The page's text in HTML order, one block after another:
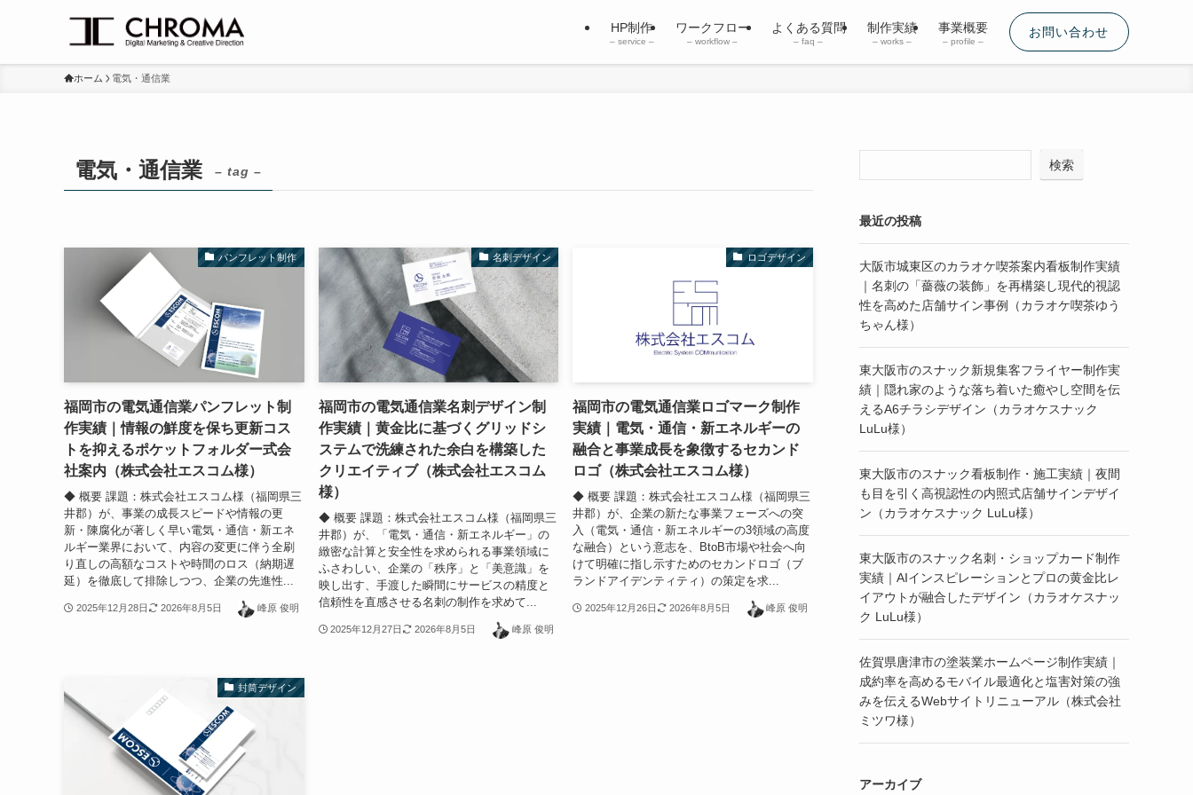
HP制作
– service –
ワークフロー
– workflow –
よくある質問
– faq –
制作実績
– works –
事業概要
– profile –
お問い合わせ
ホーム 電気・通信業
電気・通信業 – tag –
パンフレット制作
福岡市の電気通信業パンフレット制
作実績｜情報の鮮度を保ち更新コス
トを抑えるポケットフォルダー式会
社案内（株式会社エスコム様）
◆ 概要 課題：株式会社エスコム様（福岡県三
井郡）が、事業の成長スピードや情報の更
新・陳腐化が著しく早い電気・通信・新エネ
ルギー業界において、内容の変更に伴う全刷
り直しの高額なコストや時間のロス（納期遅
延）を徹底して排除しつつ、企業の先進性...
2025年12月28日 2026年8月5日 峰原 俊明
名刺デザイン
福岡市の電気通信業名刺デザイン制
作実績｜黄金比に基づくグリッドシ
ステムで洗練された余白を構築した
クリエイティブ（株式会社エスコム
様）
◆ 概要 課題：株式会社エスコム様（福岡県三
井郡）が、「電気・通信・新エネルギー」の
緻密な計算と安全性を求められる事業領域に
ふさわしい、企業の「秩序」と「美意識」を
映し出す、手渡した瞬間にサービスの精度と
信頼性を直感させる名刺の制作を求めて...
2025年12月27日 2026年8月5日 峰原 俊明
ロゴデザイン
福岡市の電気通信業ロゴマーク制作
実績｜電気・通信・新エネルギーの
融合と事業成長を象徴するセカンド
ロゴ（株式会社エスコム様）
◆ 概要 課題：株式会社エスコム様（福岡県三
井郡）が、企業の新たな事業フェーズへの突
入（電気・通信・新エネルギーの3領域の高度
な融合）という意志を、BtoB市場や社会へ向
けて明確に指し示すためのセカンドロゴ（ブ
ランドアイデンティティ）の策定を求...
2025年12月26日 2026年8月5日 峰原 俊明
封筒デザイン
検索
最近の投稿
大阪市城東区のカラオケ喫茶案内看板制作実績
｜名刺の「薔薇の装飾」を再構築し現代的視認
性を高めた店舗サイン事例（カラオケ喫茶ゆう
ちゃん様）
東大阪市のスナック新規集客フライヤー制作実
績｜隠れ家のような落ち着いた癒やし空間を伝
えるA6チラシデザイン（カラオケスナック
LuLu様）
東大阪市のスナック看板制作・施工実績｜夜間
も目を引く高視認性の内照式店舗サインデザイ
ン（カラオケスナック LuLu様）
東大阪市のスナック名刺・ショップカード制作
実績｜AIインスピレーションとプロの黄金比レ
イアウトが融合したデザイン（カラオケスナッ
ク LuLu様）
佐賀県唐津市の塗装業ホームページ制作実績｜
成約率を高めるモバイル最適化と塩害対策の強
みを伝えるWebサイトリニューアル（株式会社
ミツワ様）
アーカイブ